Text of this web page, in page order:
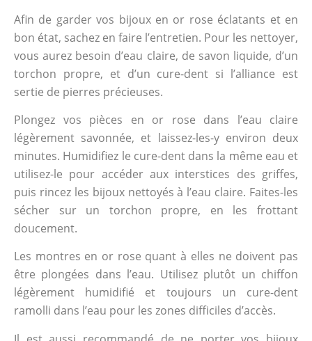
Afin de garder vos bijoux en or rose éclatants et en
bon état, sachez en faire l’entretien. Pour les nettoyer,
vous aurez besoin d’eau claire, de savon liquide, d’un
torchon propre, et d’un cure-dent si l’alliance est
sertie de pierres précieuses.
Plongez vos pièces en or rose dans l’eau claire
légèrement savonnée, et laissez-les-y environ deux
minutes. Humidifiez le cure-dent dans la même eau et
utilisez-le pour accéder aux interstices des griffes,
puis rincez les bijoux nettoyés à l’eau claire. Faites-les
sécher sur un torchon propre, en les frottant
doucement.
Les montres en or rose quant à elles ne doivent pas
être plongées dans l’eau. Utilisez plutôt un chiffon
légèrement humidifié et toujours un cure-dent
ramolli dans l’eau pour les zones difficiles d’accès.